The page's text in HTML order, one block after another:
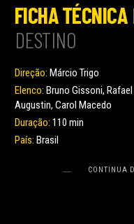
FICHA TÉCNICA
DESTINO
Direção: Márcio Trigo
Elenco: Bruno Gissoni,
Augustin, Carol Macedo
Duração: 110 min
País: Brasil